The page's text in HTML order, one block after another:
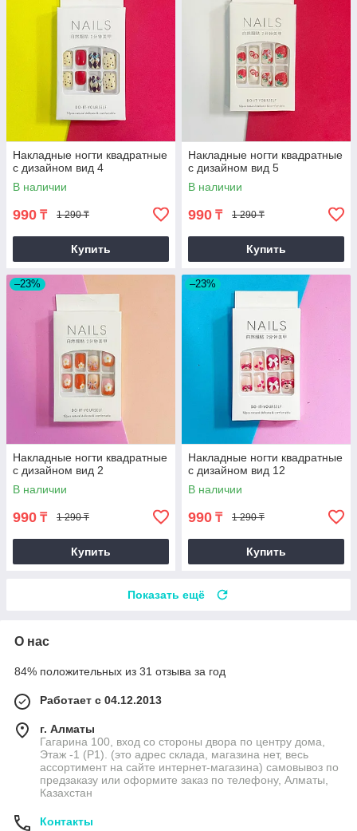
Накладные ногти квадратные
с дизайном вид 4
В наличии
990 ₸ 1 290 ₸
Купить
Накладные ногти квадратные
с дизайном вид 5
В наличии
990 ₸ 1 290 ₸
Купить
–23%
Накладные ногти квадратные
с дизайном вид 2
В наличии
990 ₸ 1 290 ₸
Купить
–23%
Накладные ногти квадратные
с дизайном вид 12
В наличии
990 ₸ 1 290 ₸
Купить
Показать ещё
О нас
84% положительных из 31 отзыва за год
Работает с 04.12.2013
г. Алматы
Гагарина 100, вход со стороны двора по центру дома,
Этаж -1 (P1). (это адрес склада, магазина нет, весь
ассортимент на сайте интернет-магазина) самовывоз по
предзаказу или оформите заказ по телефону, Алматы,
Казахстан
Контакты